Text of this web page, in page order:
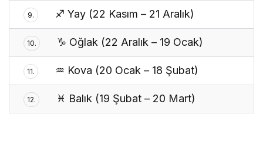
9. ♐ Yay (22 Kasım – 21 Aralık)
10. ♑ Oğlak (22 Aralık – 19 Ocak)
11. ♒ Kova (20 Ocak – 18 Şubat)
12. ♓ Balık (19 Şubat – 20 Mart)